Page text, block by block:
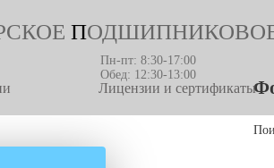
П
Пн-пт: 8:30-17:00
Обед: 12:30-13:00
Лицензии и сертификаты